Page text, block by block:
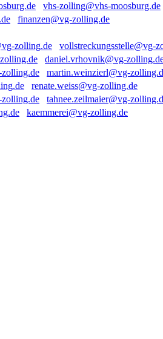
vhs-zolling@vhs-moosburg.de
finanzen@vg-zolling.de
vollstreckungsstelle@vg-
daniel.vrhovnik@vg-
martin.weinzierl@vg-
renate.weiss@vg-zolling.de
tahnee.zeilmaier@vg-
kaemmerei@vg-zolling.de